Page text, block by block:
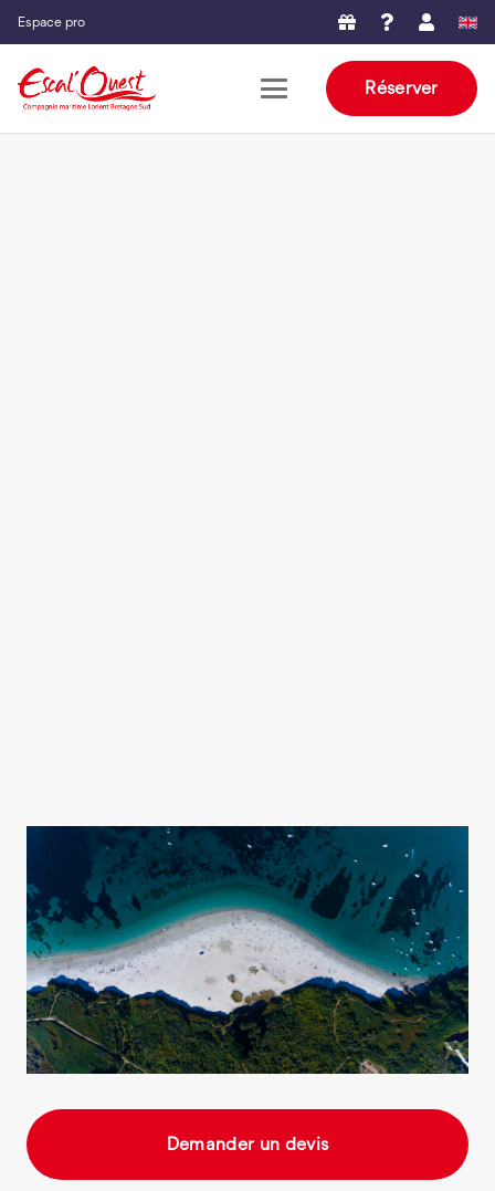
Espace pro
Réserver
Demander un devis